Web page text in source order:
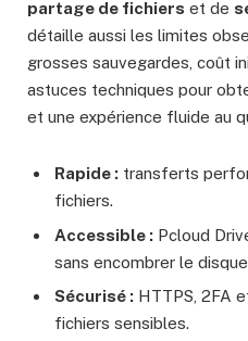
partage de fichiers et de
détaille aussi les limites
grosses sauvegardes, coût
astuces techniques pour
et une expérience fluide au
Rapide : transferts
fichiers.
Accessible : Pcloud
sans encombrer le
Sécurisé : HTTPS, 2FA
fichiers sensibles.